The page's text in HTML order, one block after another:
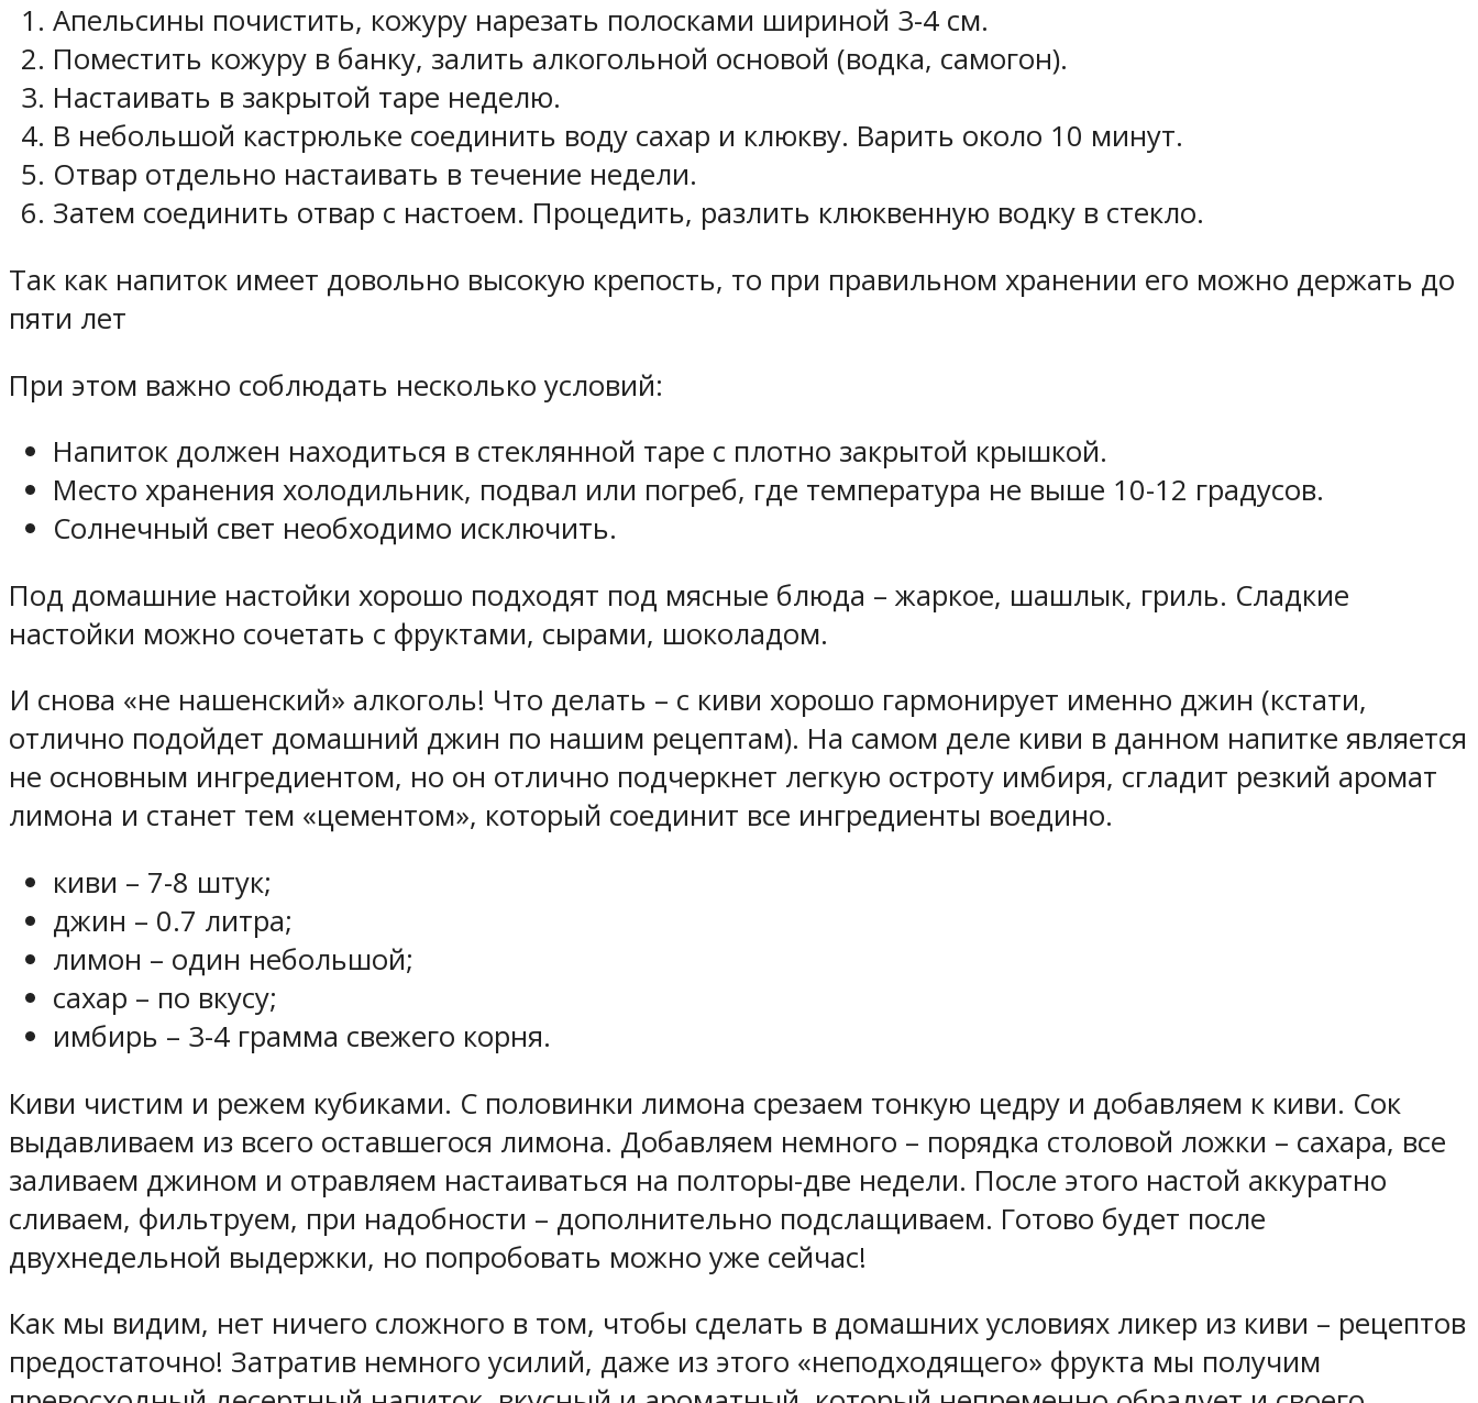
Апельсины почистить, кожуру нарезать полосками шириной 3-4 см.
Поместить кожуру в банку, залить алкогольной основой (водка, самогон).
Настаивать в закрытой таре неделю.
В небольшой кастрюльке соединить воду сахар и клюкву. Варить около 10 минут.
Отвар отдельно настаивать в течение недели.
Затем соединить отвар с настоем. Процедить, разлить клюквенную водку в стекло.
Так как напиток имеет довольно высокую крепость, то при правильном хранении его можно держать до
пяти лет
При этом важно соблюдать несколько условий:
Напиток должен находиться в стеклянной таре с плотно закрытой крышкой.
Место хранения холодильник, подвал или погреб, где температура не выше 10-12 градусов.
Солнечный свет необходимо исключить.
Под домашние настойки хорошо подходят под мясные блюда – жаркое, шашлык, гриль. Сладкие
настойки можно сочетать с фруктами, сырами, шоколадом.
И снова «не нашенский» алкоголь! Что делать – с киви хорошо гармонирует именно джин (кстати,
отлично подойдет домашний джин по нашим рецептам). На самом деле киви в данном напитке является
не основным ингредиентом, но он отлично подчеркнет легкую остроту имбиря, сгладит резкий аромат
лимона и станет тем «цементом», который соединит все ингредиенты воедино.
киви – 7-8 штук;
джин – 0.7 литра;
лимон – один небольшой;
сахар – по вкусу;
имбирь – 3-4 грамма свежего корня.
Киви чистим и режем кубиками. С половинки лимона срезаем тонкую цедру и добавляем к киви. Сок
выдавливаем из всего оставшегося лимона. Добавляем немного – порядка столовой ложки – сахара, все
заливаем джином и отравляем настаиваться на полторы-две недели. После этого настой аккуратно
сливаем, фильтруем, при надобности – дополнительно подслащиваем. Готово будет после
двухнедельной выдержки, но попробовать можно уже сейчас!
Как мы видим, нет ничего сложного в том, чтобы сделать в домашних условиях ликер из киви – рецептов
предостаточно! Затратив немного усилий, даже из этого «неподходящего» фрукта мы получим